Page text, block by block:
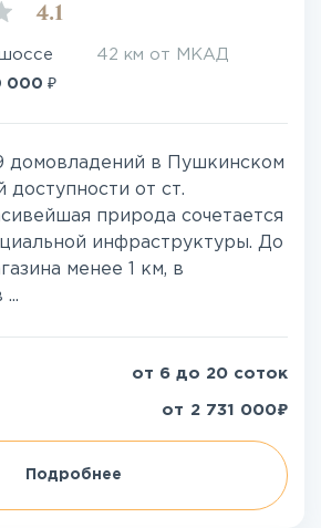
4.1
42 км от МКАД
000 ₽
домовладений в Пушкинском
от ст.
природа сочетается
инфраструктуры. До
менее 1 км, в
от 6 до 20 соток
от 2 731 000₽
Подробнее